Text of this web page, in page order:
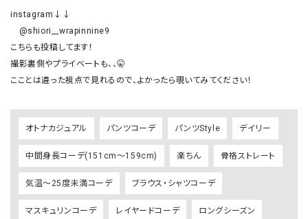
instagram↓↓
@shiori__wrapinnine9
こちらも投稿してます！
撮影裏側やプライベートも、、🤫
オトナカジュアル パンツコーデ パンツStyle デイリー
中間身長コーデ(151cm～159cm) 楽ちん 骨格ストレート
気温～25度未満コーデ ブラウス・シャツコーデ
マスキュリンコーデ レイヤードコーデ ロングシーズン